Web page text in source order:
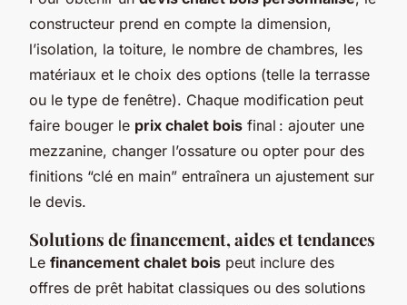
constructeur prend en compte la dimension,
l’isolation, la toiture, le nombre de chambres, les
matériaux et le choix des options (telle la terrasse
ou le type de fenêtre). Chaque modification peut
faire bouger le prix chalet bois final : ajouter une
mezzanine, changer l’ossature ou opter pour des
finitions “clé en main” entraînera un ajustement sur
le devis.
Solutions de financement, aides et tendances
Le financement chalet bois peut inclure des
offres de prêt habitat classiques ou des solutions